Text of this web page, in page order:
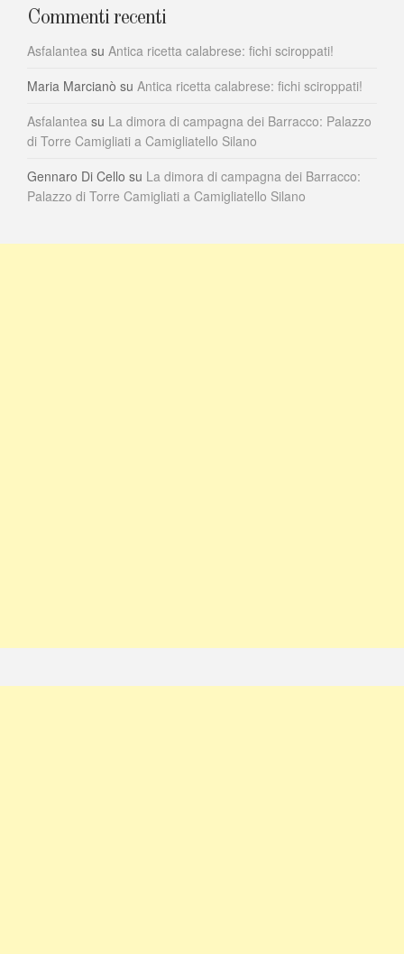
Commenti recenti
Asfalantea su Antica ricetta calabrese: fichi sciroppati!
Maria Marcianò su Antica ricetta calabrese: fichi sciroppati!
Asfalantea su La dimora di campagna dei Barracco: Palazzo
di Torre Camigliati a Camigliatello Silano
Gennaro Di Cello su La dimora di campagna dei Barracco:
Palazzo di Torre Camigliati a Camigliatello Silano